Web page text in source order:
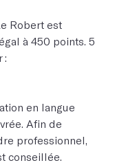
Robert est
à 450 points. 5
:
en langue
Afin de
professionnel,
conseillée.